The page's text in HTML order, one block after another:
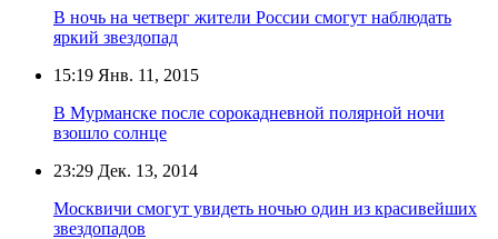
В ночь на четверг жители России смогут наблюдать
яркий звездопад
15:19 Янв. 11, 2015
В Мурманске после сорокадневной полярной ночи
взошло солнце
23:29 Дек. 13, 2014
Москвичи смогут увидеть ночью один из красивейших
звездопадов